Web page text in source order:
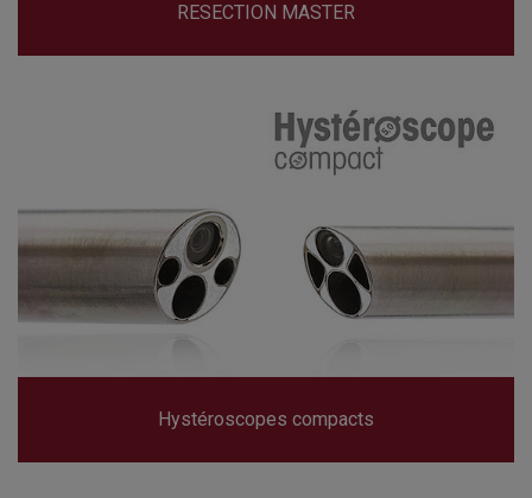
RESECTION MASTER
Hystéroscopes compacts